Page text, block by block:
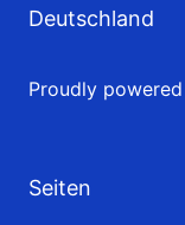
Deutschland
Proudly
Seiten